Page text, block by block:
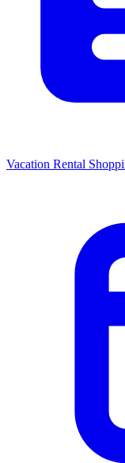
Vacation Rental